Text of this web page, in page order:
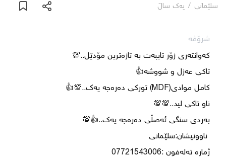
سلێمانی / یه‌ك ساڵ
شرۆڤە
ژمارە تەلەفون :07721543006